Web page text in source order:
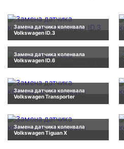
Замена датчика коленвала
Volkswagen ID.3
Замена датчика коленвала
Volkswagen ID.6
Замена датчика коленвала
Volkswagen Transporter
Замена датчика коленвала
Volkswagen Tiguan X